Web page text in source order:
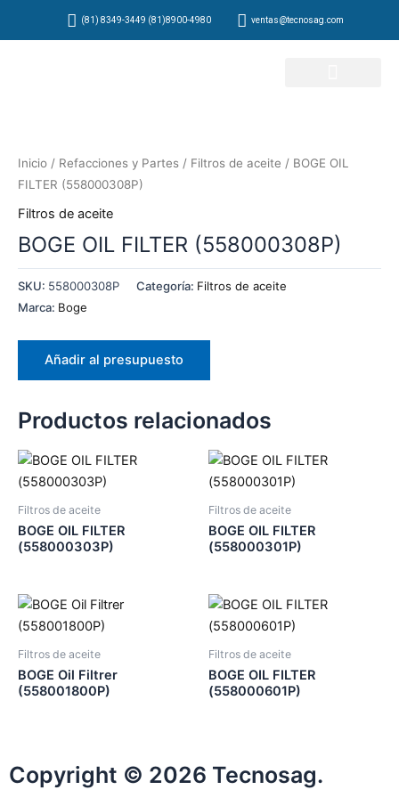
(81) 8349-3449 (81)8900-4980 ventas@tecnosag.com
Inicio / Refacciones y Partes / Filtros de aceite / BOGE OIL
FILTER (558000308P)
Filtros de aceite
BOGE OIL FILTER (558000308P)
SKU: 558000308P Categoría: Filtros de aceite
Marca: Boge
Añadir al presupuesto
Productos relacionados
Filtros de aceite
BOGE OIL FILTER
(558000303P)
Filtros de aceite
BOGE OIL FILTER
(558000301P)
Filtros de aceite
BOGE Oil Filtrer
(558001800P)
Filtros de aceite
BOGE OIL FILTER
(558000601P)
Copyright © 2026 Tecnosag.